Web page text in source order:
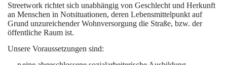
Streetwork richtet sich unabhängig von Geschlecht und Herkunft
an Menschen in Notsituationen, deren Lebensmittelpunkt auf
Grund unzureichender Wohnversorgung die Straße, bzw. der
öffentliche Raum ist.
Unsere Voraussetzungen sind: